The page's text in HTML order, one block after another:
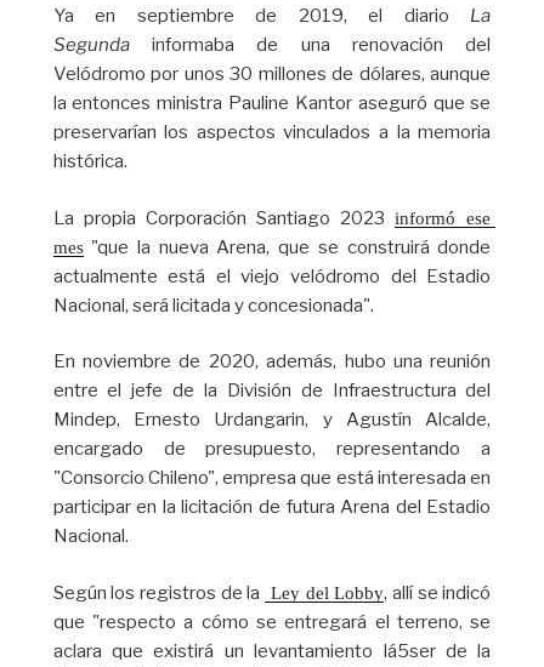
Ya en septiembre de 2019, el diario La
Segundainformaba de una renovación del
Velódromo por unos 30 millones de dólares, aunque
la entonces ministra Pauline Kantor aseguró que se
preservarían los aspectos vinculados a la memoria
histórica.
La propia Corporación Santiago 2023informó ese
mes"que la nueva Arena, que se construirá donde
actualmente está el viejo velódromo del Estadio
Nacional, será licitada y concesionada".
En noviembre de 2020, además, hubo una reunión
entre el jefe de la División de Infraestructura del
Mindep, Ernesto Urdangarin, y Agustín Alcalde,
encargado de presupuesto, representando a
"Consorcio Chileno", empresa que está interesada en
participar en la licitación de futura Arena del Estadio
Nacional.
Según los registros de la Ley del Lobby, allí se indicó
que "respecto a cómo se entregará el terreno, se
aclara que existirá un levantamiento lá5ser de la